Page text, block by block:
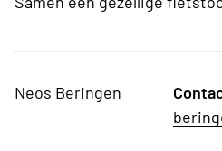
Neos Beringen